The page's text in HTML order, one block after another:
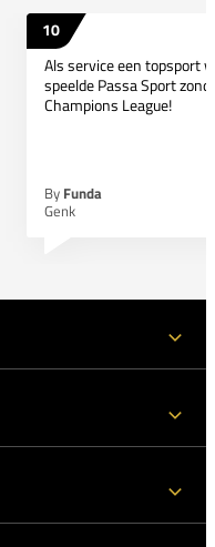
10
Als service een topsport
speelde Passa Sport
Champions League!
By Funda
Genk